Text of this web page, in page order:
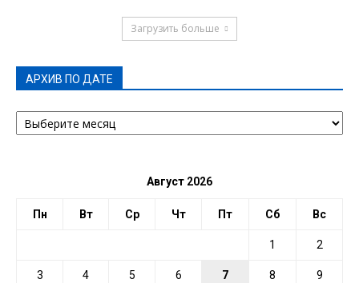
Загрузить больше
АРХИВ ПО ДАТЕ
АРХИВ
ПО
Август 2026
Пн Вт Ср Чт Пт Сб Вс
1 2
3 4 5 6 7 8 9